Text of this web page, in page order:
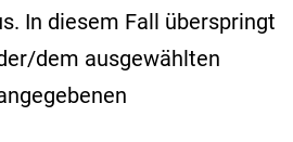
In diesem Fall überspringt
dem ausgewählten